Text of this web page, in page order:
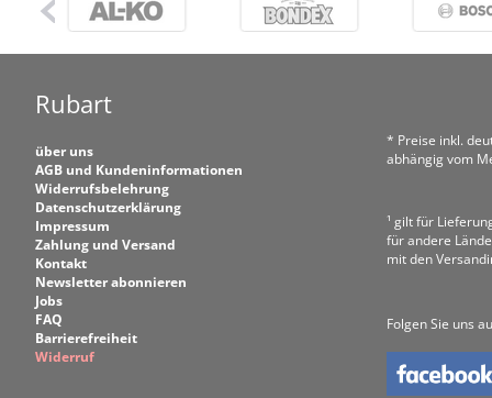
Rubart
über uns
AGB und Kundeninformationen
Widerrufsbelehrung
Datenschutzerklärung
Impressum
Zahlung und Versand
Kontakt
Newsletter abonnieren
Jobs
FAQ
Barrierefreiheit
Widerruf
* Preise inkl.
abhängig vom
¹ gilt für
für andere
mit den
Folgen Sie uns